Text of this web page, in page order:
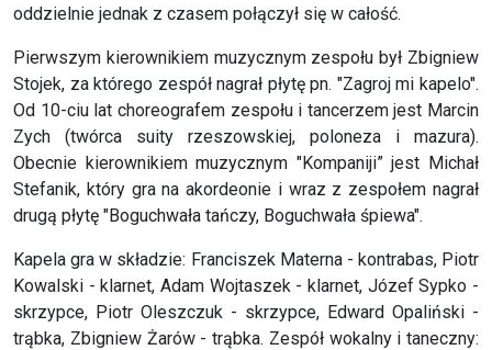
oddzielnie jednak z czasem połączył się w całość.
Pierwszym kierownikiem muzycznym zespołu był Zbigniew
Stojek, za którego zespół nagrał płytę pn. "Zagroj mi kapelo".
Od 10-ciu lat choreografem zespołu i tancerzem jest Marcin
Zych (twórca suity rzeszowskiej, poloneza i mazura).
Obecnie kierownikiem muzycznym "Kompaniji” jest Michał
Stefanik, który gra na akordeonie i wraz z zespołem nagrał
drugą płytę "Boguchwała tańczy, Boguchwała śpiewa".
Kapela gra w składzie: Franciszek Materna - kontrabas, Piotr
Kowalski - klarnet, Adam Wojtaszek - klarnet, Józef Sypko -
skrzypce, Piotr Oleszczuk - skrzypce, Edward Opaliński -
trąbka, Zbigniew Żarów - trąbka. Zespół wokalny i taneczny: